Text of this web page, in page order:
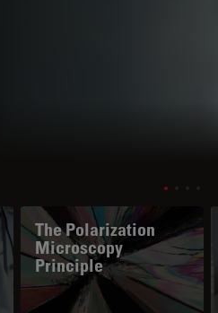
The Polarization
Microscopy
Principle